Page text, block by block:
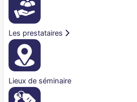
Les prestataires
Lieux de séminaire